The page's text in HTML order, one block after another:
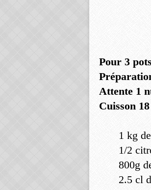
Pour 3 pots
Attente 1
Cuisson
1 kg
1/2
800g
2.5 cl